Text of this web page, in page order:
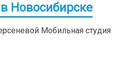
Новосибирске
Мобильная студия